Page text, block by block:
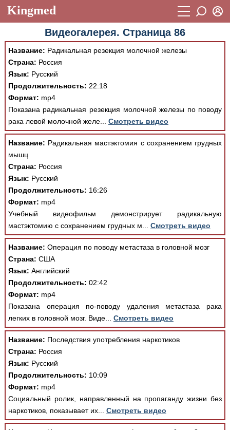
Kingmed
Учебный материал
Видеогалерея 899
Фотогалерея
Истории болезней
Лекции и презентации 2474
Аккредитационные тесты (6)
Методические рекомендации
Научно-популярное
Статьи
Новости (244)
Медицинская стандартизация
Нормативы экстренной и неотложной помощи
Нормы лабораторных и инструментальных
исследований
Обратная связь
Логин (E-mail):
Пароль
Восстановить пароль
Вход
Видеогалерея. Страница 86
Название: Радикальная резекция молочной железы
Страна: Россия
Язык: Русский
Продолжительность: 22:18
Формат: mp4
Показана радикальная резекция молочной железы по поводу
рака левой молочной желе... Смотреть видео
Название: Радикальная мастэктомия с сохранением грудных
мышц
Страна: Россия
Язык: Русский
Продолжительность: 16:26
Формат: mp4
Учебный видеофильм демонстрирует радикальную
мастэктомию с сохранением грудных м... Смотреть видео
Название: Операция по поводу метастаза в головной мозг
Страна: США
Язык: Английский
Продолжительность: 02:42
Формат: mp4
Показана операция по-поводу удаления метастаза рака
легких в головной мозг. Виде... Смотреть видео
Название: Последствия употребления наркотиков
Страна: Россия
Язык: Русский
Продолжительность: 10:09
Формат: mp4
Социальный ролик, направленный на пропаганду жизни без
наркотиков, показывает их... Смотреть видео